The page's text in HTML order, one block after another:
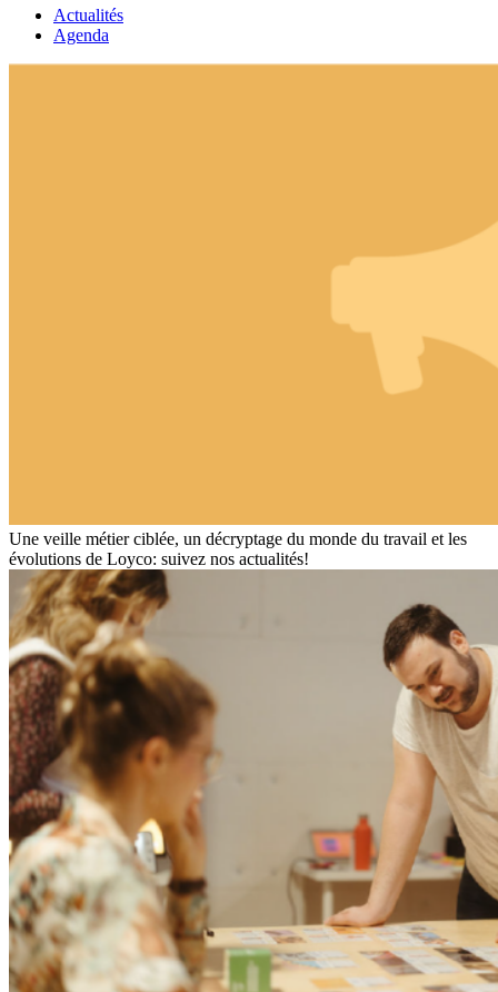
Actualités
Agenda
Une veille métier ciblée, un décryptage du monde du travail et les
évolutions de Loyco: suivez nos actualités!